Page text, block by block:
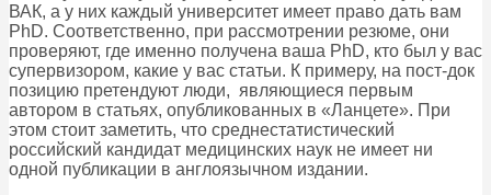
ВАК, а у них каждый университет имеет право дать вам
PhD. Соответственно, при рассмотрении резюме, они
проверяют, где именно получена ваша PhD, кто был у вас
супервизором, какие у вас статьи. К примеру, на пост-док
позицию претендуют люди, являющиеся первым
автором в статьях, опубликованных в «Ланцете». При
этом стоит заметить, что среднестатистический
российский кандидат медицинских наук не имеет ни
одной публикации в англоязычном издании.